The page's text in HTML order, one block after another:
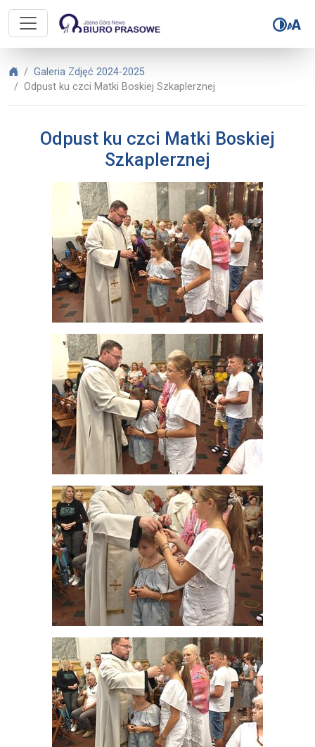
Biuro Prasowe Jasnej Góry –
Biuro Prasowe Jasnej Góry
Galeria Zdjęć 2024-2025
Odpust ku czci Matki Boskiej Szkaplerznej
Odpust ku czci Matki Boskiej
Szkaplerznej